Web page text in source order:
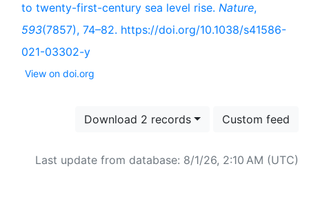
to twenty-first-century sea level rise. Nature,
593(7857), 74–82. https://doi.org/10.1038/s41586-
021-03302-y
View on doi.org
Download 2 records Custom feed
Last update from database: 8/1/26, 2:10 AM (UTC)